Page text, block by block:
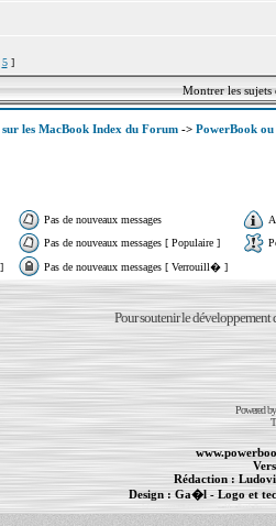
5]
Montrer les
les MacBook Index du Forum-> PowerBook
Pas de nouveaux messages
Pas de nouveaux messages [ Populaire ]
Pas de nouveaux messages [ Verrouill� ]
Pour soutenir le développement
Powered
Rédaction :
Design :Ga�l- Logo et
Informations : MacBook Pro-